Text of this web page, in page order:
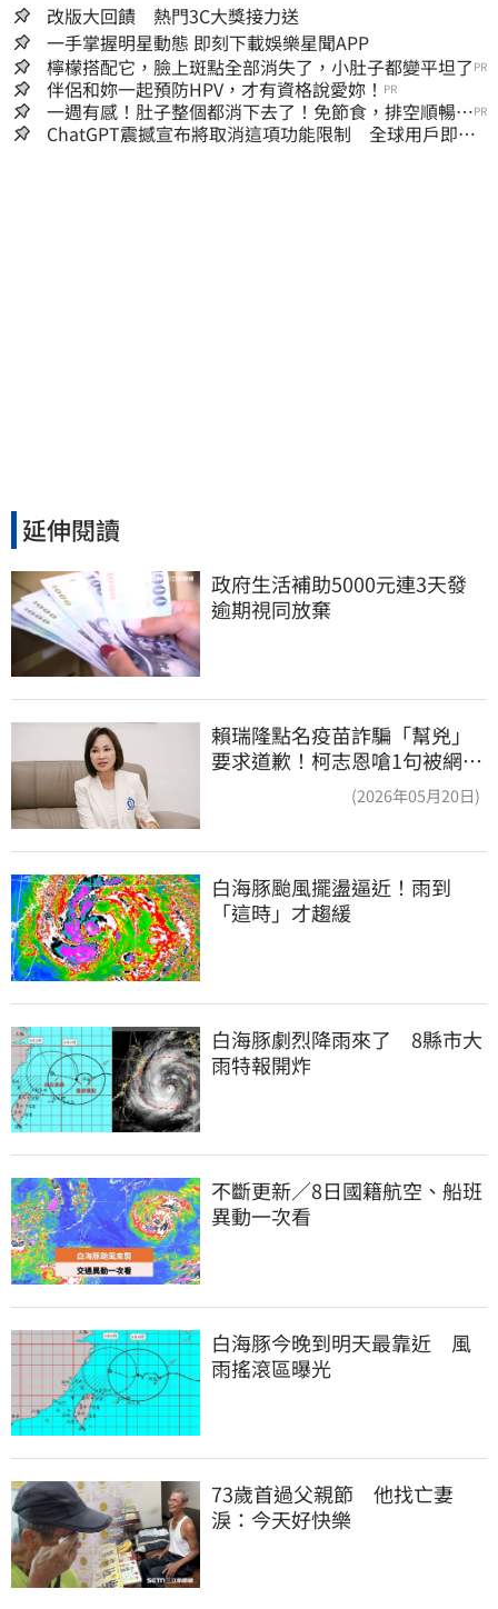
改版大回饋 熱門3C大獎接力送
一手掌握明星動態 即刻下載娛樂星聞APP
檸檬搭配它，臉上斑點全部消失了，小肚子都變平坦了 PR
伴侶和妳一起預防HPV，才有資格說愛妳！ PR
一週有感！肚子整個都消下去了！免節食，排空順暢就
夠
PR
ChatGPT震撼宣布將取消這項功能限制 全球用戶即刻
延伸閱讀
政府生活補助5000元連3天發
逾期視同放棄
賴瑞隆點名疫苗詐騙「幫兇」
要求道歉！柯志恩嗆1句被網罵
(2026年05月20日)
白海豚颱風擺盪逼近！雨到
「這時」才趨緩
白海豚劇烈降雨來了　8縣市大
雨特報開炸
不斷更新／8日國籍航空、船班
異動一次看
白海豚今晚到明天最靠近　風
雨搖滾區曝光
73歲首過父親節　他找亡妻
淚：今天好快樂